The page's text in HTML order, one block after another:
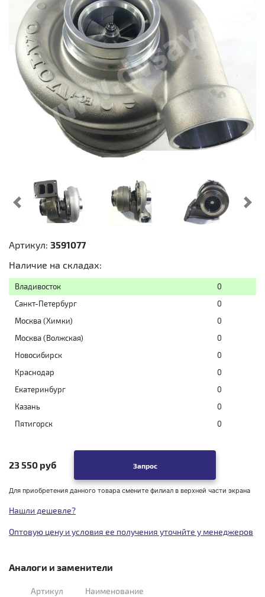
Предыдущий
Артикул: 3591077
Наличие на складах:
Владивосток
0
Санкт-Петербург
0
Москва (Химки)
0
Москва (Волжская)
0
Новосибирск
0
Краснодар
0
Екатеринбург
0
Казань
0
Пятигорск
0
23 550 руб Запрос
Для приобретения данного товара смените филиал в верхней части экрана
Нашли дешевле?
Оптовую цену и условия ее получения уточнйте у менеджеров
Аналоги и заменители
Артикул Наименование